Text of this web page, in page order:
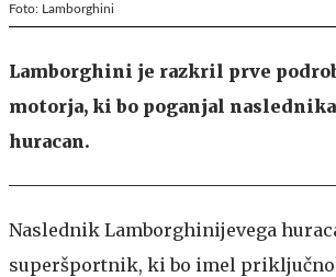
Foto: Lamborghini
Lamborghini je razkril prve
motorja, ki bo poganjal
huracan.
Naslednik Lamborghinijevega
superšportnik, ki bo imel